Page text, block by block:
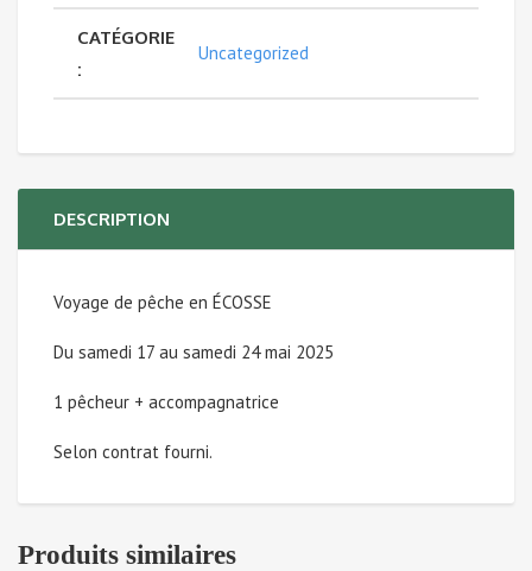
Voyage
de
ÉCOSSE
du
17
au
24
CATÉGORIE
:
Uncategorized
DESCRIPTION
Voyage de pêche en ÉCOSSE
Du samedi 17 au samedi 24 mai 2025
1 pêcheur + accompagnatrice
Selon contrat fourni.
Produits similaires